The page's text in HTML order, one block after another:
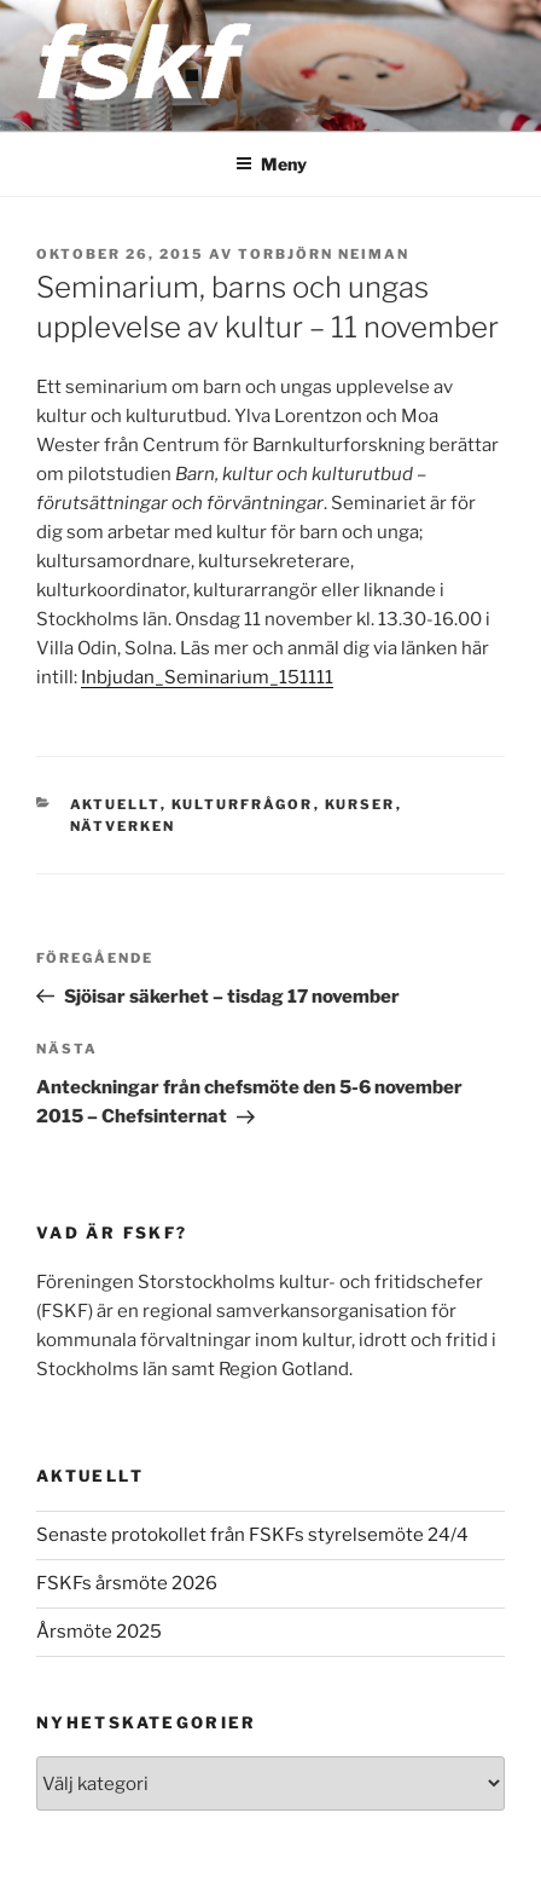
Hoppa
innehåll
FSKF
Föreningen Storstockholms kultur- och fritidschefer
Meny
PUBLICERAT
OKTOBER 26, 2015 AV TORBJÖRN NEIMAN
Seminarium, barns och ungas
upplevelse av kultur – 11 november
Ett seminarium om barn och ungas upplevelse av
kultur och kulturutbud. Ylva Lorentzon och Moa
Wester från Centrum för Barnkulturforskning berättar
om pilotstudien Barn, kultur och kulturutbud –
förutsättningar och förväntningar. Seminariet är för
dig som arbetar med kultur för barn och unga;
kultursamordnare, kultursekreterare,
kulturkoordinator, kulturarrangör eller liknande i
Stockholms län. Onsdag 11 november kl. 13.30-16.00 i
Villa Odin, Solna. Läs mer och anmäl dig via länken här
intill: Inbjudan_Seminarium_151111
KATEGORIER
AKTUELLT, KULTURFRÅGOR , KURSER ,
NÄTVERKEN
Inläggsnavigering
Föregående
inlägg
FÖREGÅENDE
Sjöisar säkerhet – tisdag 17 november
Nästa
inlägg
NÄSTA
Anteckningar från chefsmöte den 5-6 november
2015 – Chefsinternat
VAD ÄR FSKF?
Föreningen Storstockholms kultur- och fritidschefer
(FSKF) är en regional samverkansorganisation för
kommunala förvaltningar inom kultur, idrott och fritid i
Stockholms län samt Region Gotland.
AKTUELLT
Senaste protokollet från FSKFs styrelsemöte 24/4
FSKFs årsmöte 2026
Årsmöte 2025
NYHETSKATEGORIER